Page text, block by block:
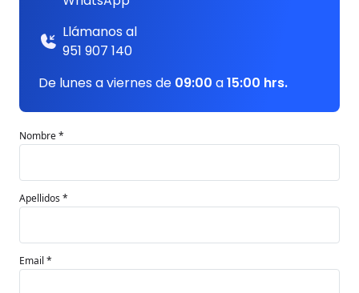
Llámanos al
951 907 140
De lunes a viernes de 09:00 a15:00 hrs.
Nombre *
Apellidos *
Email *